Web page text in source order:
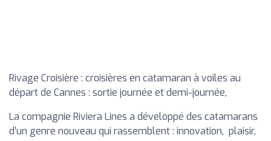
Rivage Croisière : croisières en catamaran à voiles au
départ de Cannes : sortie journée et demi-journée,
La compagnie Riviera Lines a développé des catamarans
d’un genre nouveau qui rassemblent : innovation, plaisir,